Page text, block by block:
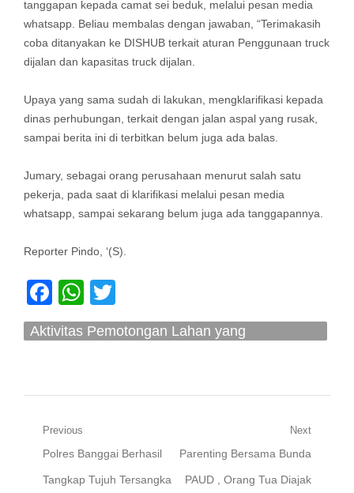
tanggapan kepada camat sei beduk, melalui pesan media
whatsapp. Beliau membalas dengan jawaban, “Terimakasih
coba ditanyakan ke DISHUB terkait aturan Penggunaan truck
dijalan dan kapasitas truck dijalan.
Upaya yang sama sudah di lakukan, mengklarifikasi kepada
dinas perhubungan, terkait dengan jalan aspal yang rusak,
sampai berita ini di terbitkan belum juga ada balas.
Jumary, sebagai orang perusahaan menurut salah satu
pekerja, pada saat di klarifikasi melalui pesan media
whatsapp, sampai sekarang belum juga ada tanggapannya.
Reporter Pindo, ‘(S).
Facebook
WhatsApp
Aktivitas Pemotongan Lahan yang
Navigasi
pos
Previous
Previous
post:
Polres Banggai Berhasil
Tangkap Tujuh Tersangka
Next
Next
post:
Parenting Bersama Bunda
PAUD , Orang Tua Diajak